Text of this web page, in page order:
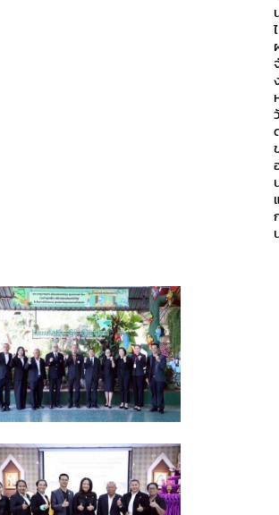
ไ
วั